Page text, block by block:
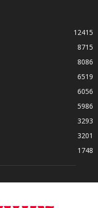
12415
8715
8086
6519
6056
5986
3293
3201
1748